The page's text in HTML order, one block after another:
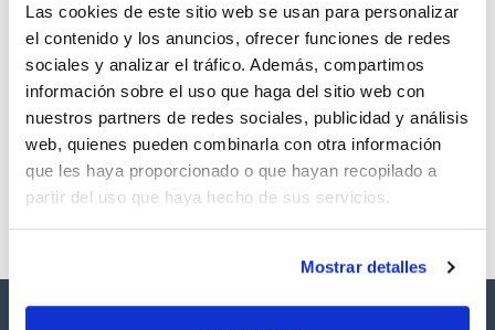
Las cookies de este sitio web se usan para personalizar
el contenido y los anuncios, ofrecer funciones de redes
sociales y analizar el tráfico. Además, compartimos
información sobre el uso que haga del sitio web con
nuestros partners de redes sociales, publicidad y análisis
web, quienes pueden combinarla con otra información
que les haya proporcionado o que hayan recopilado a
partir del uso que haya hecho de sus servicios.
Mostrar detalles
descargas
productos marca Scharlau habitualmente en stock,
listos para una entrega inmediata.